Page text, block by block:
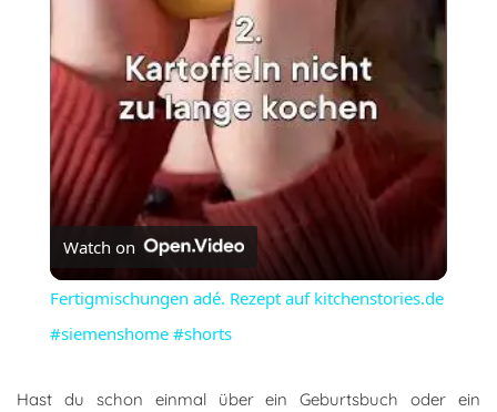
Video
Watch on
Fertigmischungen adé. Rezept auf kitchenstories.de
#siemenshome #shorts
Hast du schon einmal über ein Geburtsbuch oder ein